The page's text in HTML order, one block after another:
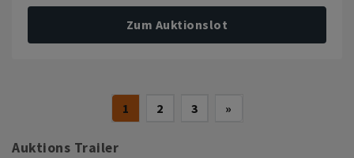
Zum Auktionslot
1 (current)
2 3 »
Auktions Trailer